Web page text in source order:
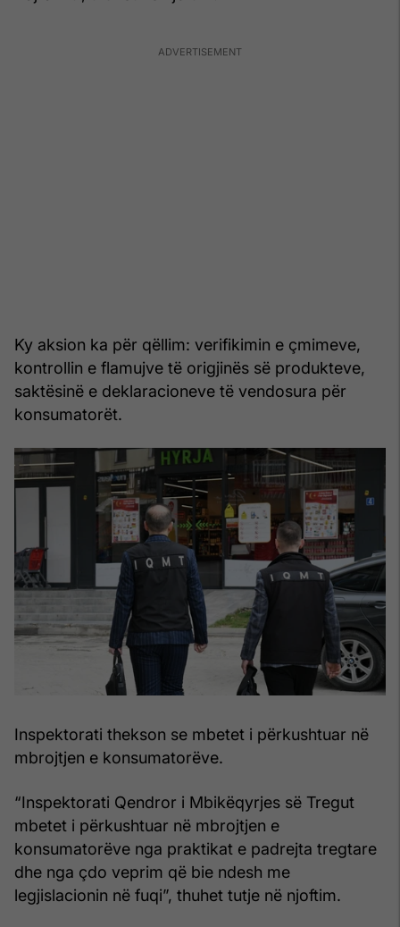
Ky aksion ka për qëllim: verifikimin e çmimeve,
kontrollin e flamujve të origjinës së produkteve,
saktësinë e deklaracioneve të vendosura për
konsumatorët.
Inspektorati thekson se mbetet i përkushtuar në
mbrojtjen e konsumatorëve.
“Inspektorati Qendror i Mbikëqyrjes së Tregut
mbetet i përkushtuar në mbrojtjen e
konsumatorëve nga praktikat e padrejta tregtare
dhe nga çdo veprim që bie ndesh me
legjislacionin në fuqi”, thuhet tutje në njoftim.